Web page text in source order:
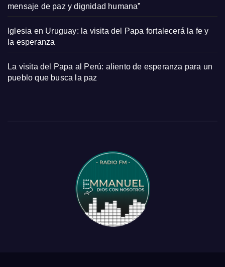
mensaje de paz y dignidad humana”
Iglesia en Uruguay: la visita del Papa fortalecerá la fe y
la esperanza
La visita del Papa al Perú: aliento de esperanza para un
pueblo que busca la paz